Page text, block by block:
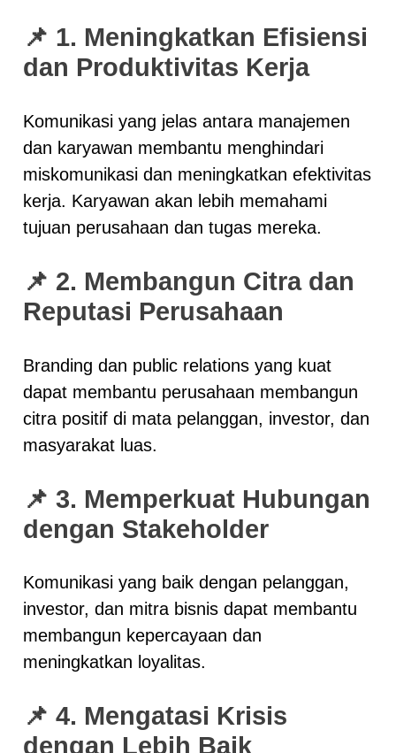
📌 1. Meningkatkan Efisiensi
dan Produktivitas Kerja
Komunikasi yang jelas antara manajemen
dan karyawan membantu menghindari
miskomunikasi dan meningkatkan efektivitas
kerja. Karyawan akan lebih memahami
tujuan perusahaan dan tugas mereka.
📌 2. Membangun Citra dan
Reputasi Perusahaan
Branding dan public relations yang kuat
dapat membantu perusahaan membangun
citra positif di mata pelanggan, investor, dan
masyarakat luas.
📌 3. Memperkuat Hubungan
dengan Stakeholder
Komunikasi yang baik dengan pelanggan,
investor, dan mitra bisnis dapat membantu
membangun kepercayaan dan
meningkatkan loyalitas.
📌 4. Mengatasi Krisis
dengan Lebih Baik